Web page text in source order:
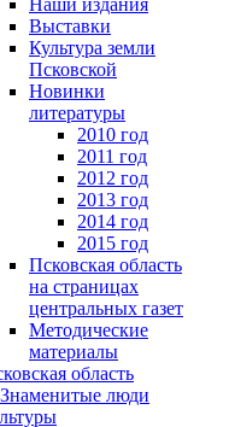
Наши издания
Выставки
Культура земли
Псковской
Новинки
литературы
2010 год
2011 год
2012 год
2013 год
2014 год
2015 год
Псковская область
на страницах
центральных газет
Методические
материалы
область